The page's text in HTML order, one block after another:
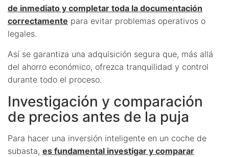
de inmediato y completar toda la documentación
correctamente para evitar problemas operativos o
legales.
Así se garantiza una adquisición segura que, más allá
del ahorro económico, ofrezca tranquilidad y control
durante todo el proceso.
Investigación y comparación
de precios antes de la puja
Para hacer una inversión inteligente en un coche de
subasta, es fundamental investigar y comparar